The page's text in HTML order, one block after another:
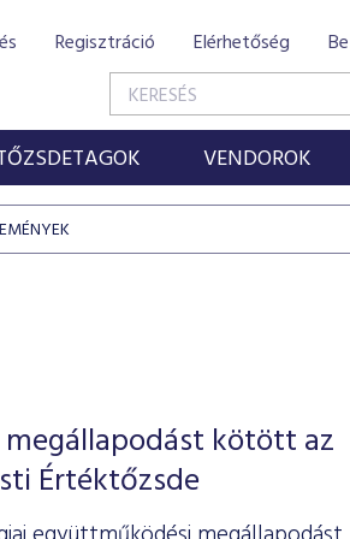
Regisztráció Elérhetőség
VENDOROK
kötött az
Értéktőzsde